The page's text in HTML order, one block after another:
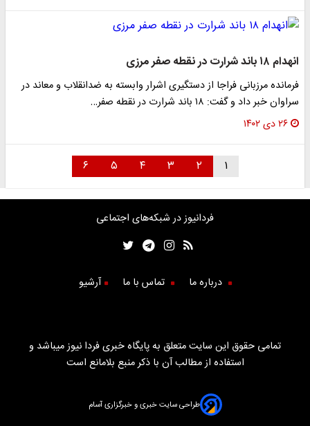
انهدام ۱۸ باند شرارت در نقطه صفر مرزی
فرمانده مرزبانی فراجا از دستگیری ا‌شرار وابسته به ضدانقلاب و معاند در
سراوان خبر داد و گفت: ۱۸ باند شرارت در نقطه صفر…
۲۶ دی ۱۴۰۲
۱ ۲ ۳ ۴ ۵ ۶
فردانیوز در شبکه‌های اجتماعی
درباره ما تماس با ما آرشیو
تمامی حقوق این سایت متعلق به پایگاه خبری فردا نیوز میباشد و
استفاده از مطالب آن با ذکر منبع بلامانع است
طراحی سایت خبری و خبرگزاری آسام